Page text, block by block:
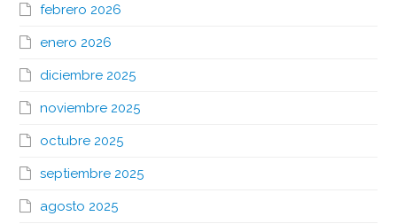
febrero 2026
enero 2026
diciembre 2025
noviembre 2025
octubre 2025
septiembre 2025
agosto 2025